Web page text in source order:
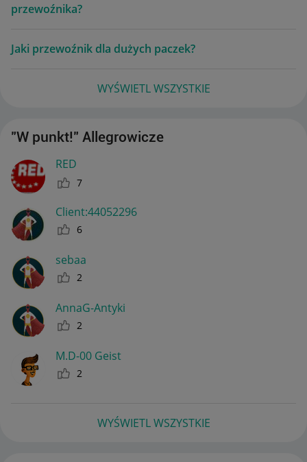
przewoźnika?
Jaki przewoźnik dla dużych paczek?
WYŚWIETL WSZYSTKIE
"W punkt!" Allegrowicze
RED
7
Client:44052296
6
sebaa
2
AnnaG-Antyki
2
M.D-00 Geist
2
WYŚWIETL WSZYSTKIE